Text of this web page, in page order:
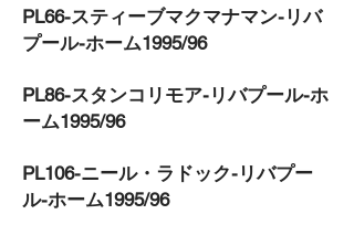
PL66-スティーブマクマナマン-リバ
プール-ホーム1995/96
PL86-スタンコリモア-リバプール-ホ
ーム1995/96
PL106-ニール・ラドック-リバプー
ル-ホーム1995/96